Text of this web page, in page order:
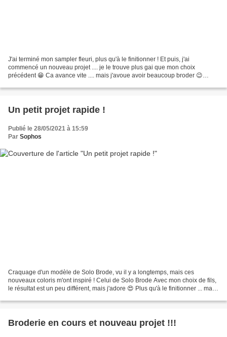
J'ai terminé mon sampler fleuri, plus qu'à le finitionner ! Et puis, j'ai
commencé un nouveau projet .... je le trouve plus gai que mon choix
précédent 😁 Ca avance vite .... mais j'avoue avoir beaucoup broder 😉
Un petit projet rapide !
Publié le 28/05/2021 à 15:59
Par Sophos
Craquage d'un modèle de Solo Brode, vu il y a longtemps, mais ces
nouveaux coloris m'ont inspiré ! Celui de Solo Brode Avec mon choix de fils,
le résultat est un peu différent, mais j'adore 😍 Plus qu'à le finitionner ... mais
Broderie en cours et nouveau projet !!!